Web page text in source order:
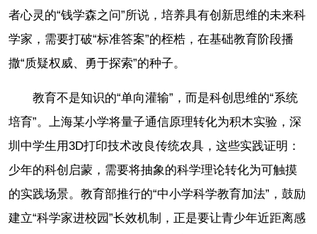
者心灵的“钱学森之问”所说，培养具有创新思维的未来科
学家，需要打破“标准答案”的桎梏，在基础教育阶段播
撒“质疑权威、勇于探索”的种子。
教育不是知识的“单向灌输”，而是科创思维的“系统
培育”。上海某小学将量子通信原理转化为积木实验，深
圳中学生用3D打印技术改良传统农具，这些实践证明：
少年的科创启蒙，需要将抽象的科学理论转化为可触摸
的实践场景。教育部推行的“中小学科学教育加法”，鼓励
建立“科学家进校园”长效机制，正是要让青少年近距离感